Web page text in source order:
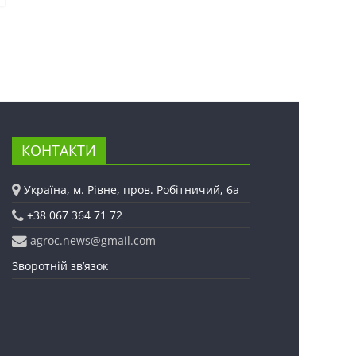
КОНТАКТИ
Україна, м. Рівне, пров. Робітничий, 6а
+38 067 364 71 72
agroc.news@gmail.com
Зворотній зв’язок